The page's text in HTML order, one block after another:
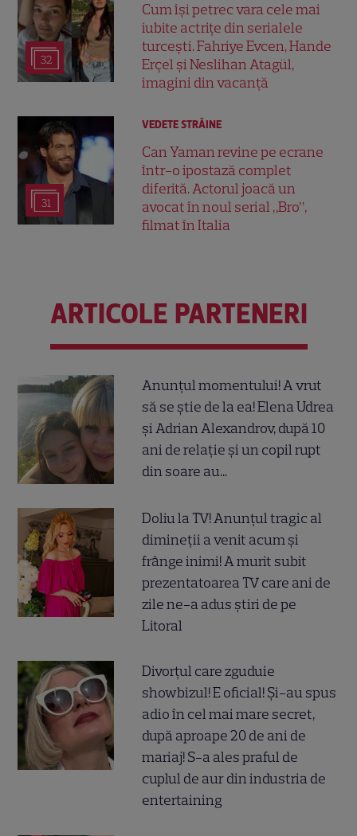
32
Cum își petrec vara cele mai
iubite actrițe din serialele
turcești. Fahriye Evcen, Hande
Erçel și Neslihan Atagül,
imagini din vacanță
31
VEDETE STRĂINE
Can Yaman revine pe ecrane
într-o ipostază complet
diferită. Actorul joacă un
avocat în noul serial „Bro”,
filmat în Italia
ARTICOLE PARTENERI
Anunțul momentului! A vrut
să se știe de la ea! Elena Udrea
și Adrian Alexandrov, după 10
ani de relație și un copil rupt
din soare au...
Doliu la TV! Anunțul tragic al
dimineții a venit acum și
frânge inimi! A murit subit
prezentatoarea TV care ani de
zile ne-a adus știri de pe
Litoral
Divorțul care zguduie
showbizul! E oficial! Și-au spus
adio în cel mai mare secret,
după aproape 20 de ani de
mariaj! S-a ales praful de
cuplul de aur din industria de
entertaining